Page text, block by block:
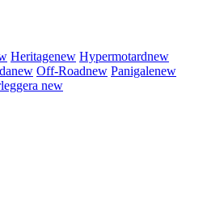
Heritagenew Hypermotardnew
new Off-Roadnew Panigalenew
new